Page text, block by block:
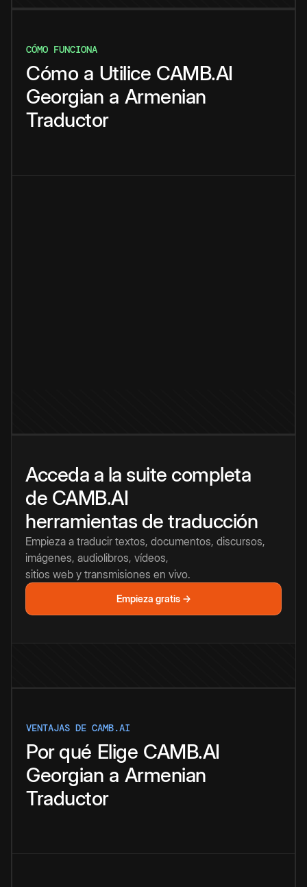
CÓMO FUNCIONA
Cómo a Utilice CAMB.AI
Georgian a Armenian
Traductor
Acceda a la suite completa
de CAMB.AI
herramientas de traducción
Empieza a traducir textos, documentos, discursos,
imágenes, audiolibros, vídeos,
sitios web y transmisiones en vivo.
Empieza gratis →
VENTAJAS DE CAMB.AI
Por qué Elige CAMB.AI
Georgian a Armenian
Traductor